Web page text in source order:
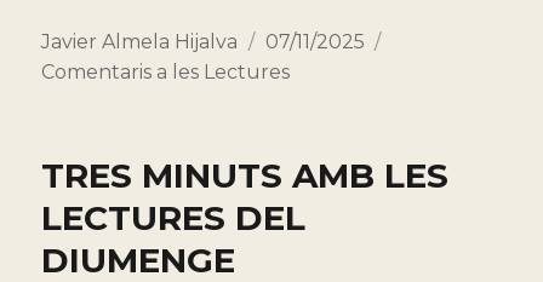
Autor
Javier Almela Hijalva
Publicado
el
07/11/2025
Comentaris a les Lectures
TRES MINUTS AMB LES
LECTURES DEL
DIUMENGE